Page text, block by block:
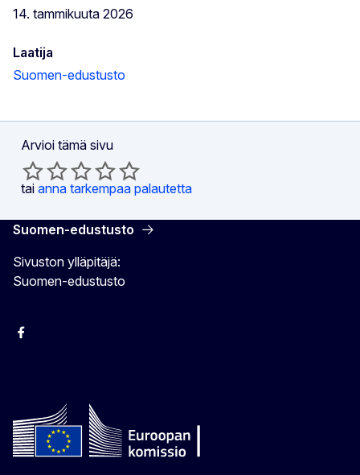
14. tammikuuta 2026
Laatija
Suomen-edustusto
Arvioi tämä sivu
tai anna tarkempaa palautetta
Suomen-edustusto
Sivuston ylläpitäjä:
Suomen-edustusto
Facebook